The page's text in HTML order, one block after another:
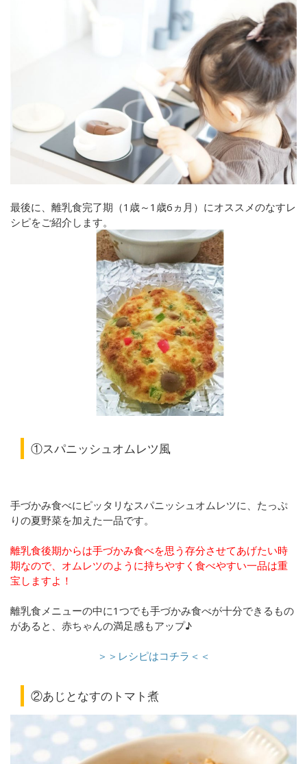
最後に、離乳食完了期（1歳～1歳6ヵ月）にオススメのなすレ
シピをご紹介します。
①スパニッシュオムレツ風
手づかみ食べにピッタリなスパニッシュオムレツに、たっぷ
りの夏野菜を加えた一品です。
離乳食後期からは手づかみ食べを思う存分させてあげたい時
期なので、オムレツのように持ちやすく食べやすい一品は重
宝しますよ！
離乳食メニューの中に1つでも手づかみ食べが十分できるもの
があると、赤ちゃんの満足感もアップ♪
＞＞レシピはコチラ＜＜
②あじとなすのトマト煮